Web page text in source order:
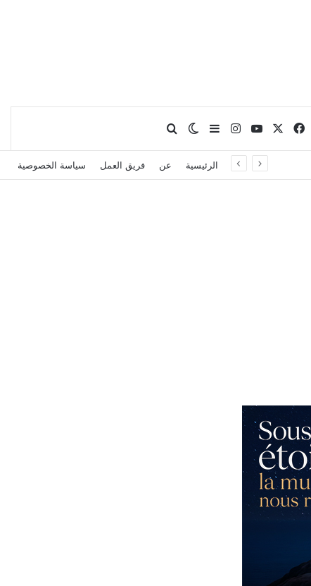
فيسبوك يوتيوبانستقرامإضافة عمود جانبي
الوضع المظلم
بحث عن
الرئيسية عن فريق العمل سياسة الخصوصية